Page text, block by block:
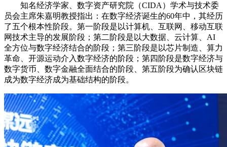
知名经济学家、数字资产研究院（CIDA）学术与技术委
员会主席朱嘉明教授指出：在数字经济诞生的60年中，其经历
了五个根本性阶段。第一阶段是以计算机、互联网、移动互联
网技术主导的发展阶段；第二阶段是以大数据、云计算、AI
全方位与数字经济结合的阶段；第三阶段是以芯片制造、算力
革命、开源运动介入数字经济的阶段；第四阶段是数字经济与
数字货币、数字金融全面结合的阶段、第五阶段为确认区块链
成为数字经济成为基础结构的阶段。